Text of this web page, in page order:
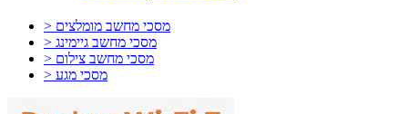
> מסכי מחשב מומלצים
> מסכי מחשב גיימינג
> מסכי מחשב צילום
> מסכי מגע